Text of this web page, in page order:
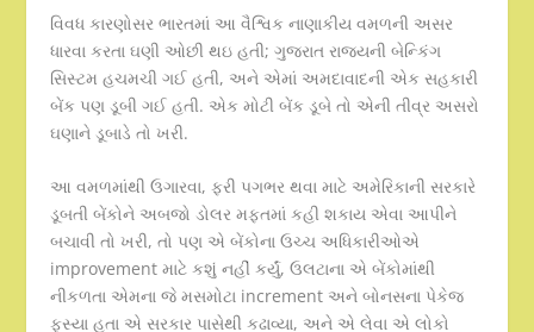
વિવધ કારણોસર ભારતમાં આ વૈશ્વિક નાણાકીય વમળની અસર
ધારવા કરતા ઘણી ઓછી થઇ હતી; ગુજરાત રાજ્યની બેન્કિંગ
સિસ્ટમ હચમચી ગઈ હતી, અને એમાં અમદાવાદની એક સહકારી
બેંક પણ ડૂબી ગઈ હતી. એક મોટી બેંક ડૂબે તો એની તીવ્ર અસરો
ઘણાને ડૂબાડે તો ખરી.
આ વમળમાંથી ઉગારવા, ફરી પગભર થવા માટે અમેરિકાની સરકારે
ડૂબતી બેંકોને અબજો ડોલર મફતમાં કહી શકાય એવા આપીને
બચાવી તો ખરી, તો પણ એ બેંકોના ઉચ્ચ અધિકારીઓએ
improvement માટે કશું નહીં કર્યું, ઉલટાના એ બેંકોમાંથી
નીકળતા એમના જે મસમોટા increment અને બોનસના પેકેજ
ફ્સ્યા હતા એ સરકાર પાસેથી કઢાવ્યા, અને એ લેવા એ લોકો